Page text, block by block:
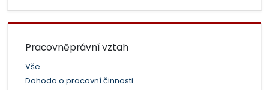
Pracovněprávní vztah
Vše
Dohoda o pracovní činnosti